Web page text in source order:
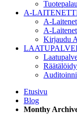
A-
A-
A-
Kirjaudu
Etusivu
Blog
Monthy